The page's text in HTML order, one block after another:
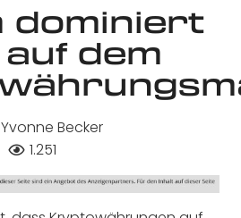
dominiert
dem
Yvonne Becker
1.251